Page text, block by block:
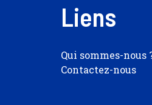
Liens
Qui sommes-nous
Contactez-nous